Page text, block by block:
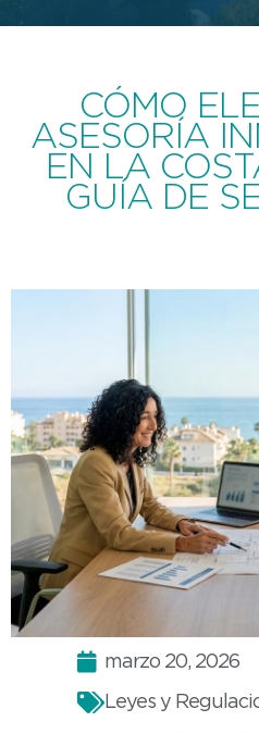
CÓMO
ASESORÍA
EN LA
GUÍA DE
marzo 20, 2026
Leyes y